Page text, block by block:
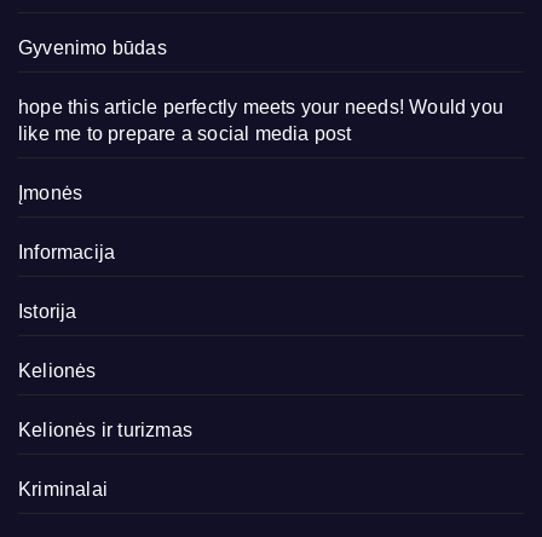
Gyvenimo būdas
hope this article perfectly meets your needs! Would you
like me to prepare a social media post
Įmonės
Informacija
Istorija
Kelionės
Kelionės ir turizmas
Kriminalai